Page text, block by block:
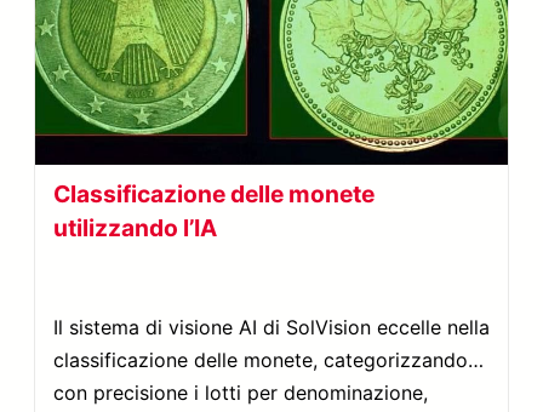
Classificazione delle monete
utilizzando l’IA
Il sistema di visione AI di SolVision eccelle nella
classificazione delle monete, categorizzando
con precisione i lotti per denominazione,